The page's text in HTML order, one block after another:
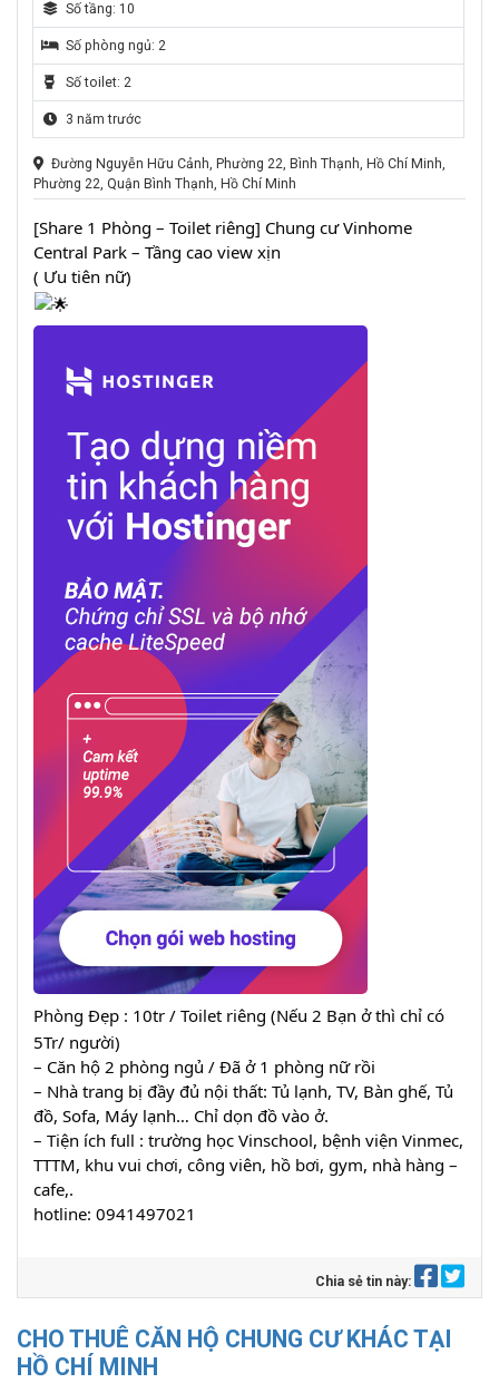
Số tầng: 10
Số phòng ngủ: 2
Số toilet: 2
3 năm trước
Đường Nguyễn Hữu Cảnh, Phường 22, Bình Thạnh, Hồ Chí Minh,
Phường 22, Quận Bình Thạnh, Hồ Chí Minh
[Share 1 Phòng – Toilet riêng] Chung cư Vinhome
Central Park – Tầng cao view xịn
( Ưu tiên nữ)
Phòng Đẹp : 10tr / Toilet riêng (Nếu 2 Bạn ở thì chỉ có
5Tr/ người)
– Căn hộ 2 phòng ngủ / Đã ở 1 phòng nữ rồi
– Nhà trang bị đầy đủ nội thất: Tủ lạnh, TV, Bàn ghế, Tủ
đồ, Sofa, Máy lạnh… Chỉ dọn đồ vào ở.
– Tiện ích full : trường học Vinschool, bệnh viện Vinmec,
TTTM, khu vui chơi, công viên, hồ bơi, gym, nhà hàng –
cafe,.
hotline: 0941497021
Chia sẻ tin này:
CHO THUÊ CĂN HỘ CHUNG CƯ KHÁC TẠI
HỒ CHÍ MINH